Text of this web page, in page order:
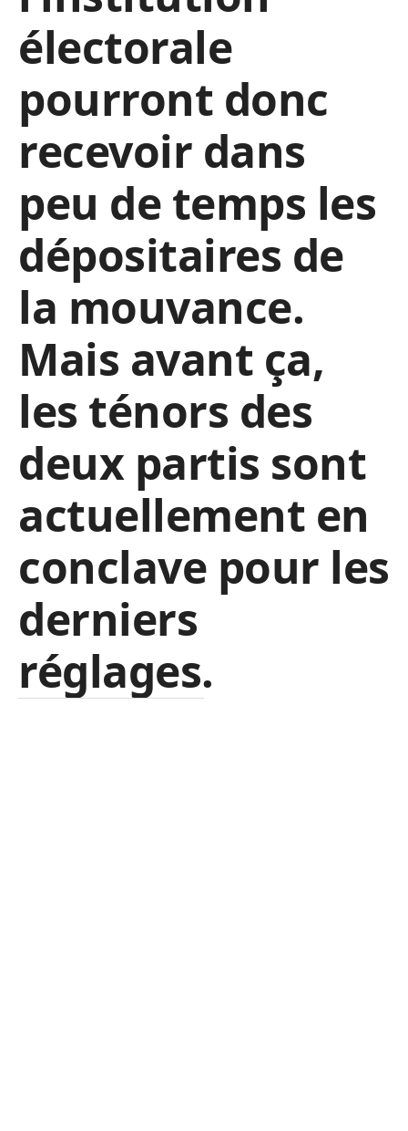
électorale
pourront donc
recevoir dans
peu de temps les
dépositaires de
la mouvance.
Mais avant ça,
les ténors des
deux partis sont
actuellement en
conclave pour les
derniers
réglages.